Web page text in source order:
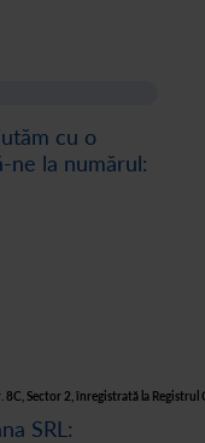
cu o
ne la numărul:
8C, Sector 2, înregistrată la
SRL: